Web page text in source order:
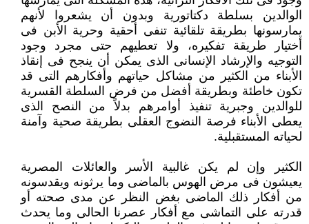
الوالدين بسلطة دكتاتورية وبدون أن يشعروا لأنهم
يمارسونها بطريقة تلقائية ‏تنفى أحقية وحرية الأبن فى
أختيار طريقة تفكيره، ولا تعطيهم حتى مجرد وجود
التوجيه والإرشاد الإنسانى الذى يمكن أن ينجح فى إنقاذ
‏الأبناء من الكثير من مشاكل حياتهم وأفكارهم التى قد
تكون خاطئة وبطريقة أفضل من فرض السلطة القسرية
للوالدين وجبرية تنفيذ ‏أوامرهم بدلاً من النصح الذى
يعطى الأبناء فرصة النضوج العقلى بطريقة صحية وآمنة
لحياته المستقبلية.‏
الكثير وإن لم يكن غالبية الأسر والعائلات المصرية
يعيشون فى مرض الهوس بالماضى وما يرثونه ويقدسونه
من أفكار ذلك الماضى ‏بغض النظر عن مدى صحته أو
قدرته على التماشى مع أفكار عصرنا الحالى وما يحدث